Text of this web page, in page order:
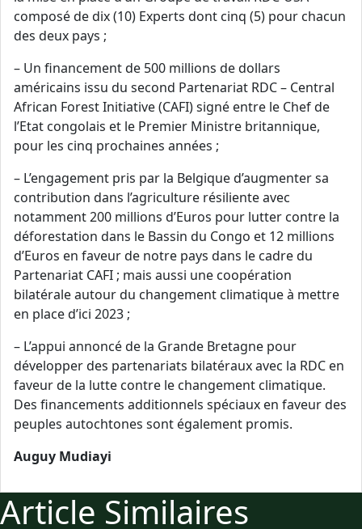
composé de dix (10) Experts dont cinq (5) pour chacun
des deux pays ;
– Un financement de 500 millions de dollars
américains issu du second Partenariat RDC – Central
African Forest Initiative (CAFI) signé entre le Chef de
l’Etat congolais et le Premier Ministre britannique,
pour les cinq prochaines années ;
– L’engagement pris par la Belgique d’augmenter sa
contribution dans l’agriculture résiliente avec
notamment 200 millions d’Euros pour lutter contre la
déforestation dans le Bassin du Congo et 12 millions
d’Euros en faveur de notre pays dans le cadre du
Partenariat CAFI ; mais aussi une coopération
bilatérale autour du changement climatique à mettre
en place d’ici 2023 ;
– L’appui annoncé de la Grande Bretagne pour
développer des partenariats bilatéraux avec la RDC en
faveur de la lutte contre le changement climatique.
Des financements additionnels spéciaux en faveur des
peuples autochtones sont également promis.
Auguy Mudiayi
Article Similaires